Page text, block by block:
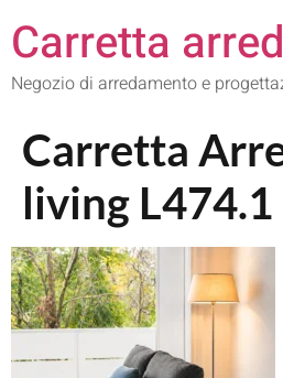
Carretta
Negozio di arredamento e
Carretta
living L474.1